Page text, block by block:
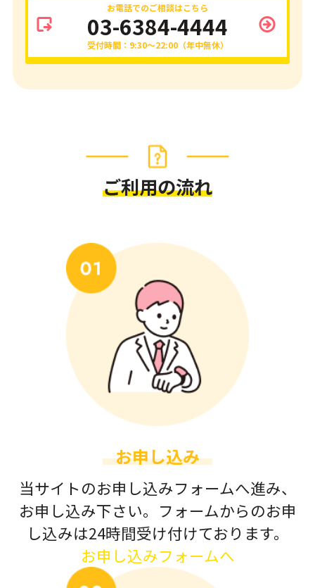
お電話でのご相談はこちら
03-6384-4444
受付時間：9:30～22:00（年中無休）
ご利用の流れ
お申し込み
当サイトのお申し込みフォームへ進み、
お申し込み下さい。フォームからのお申
し込みは24時間受け付けております。
お申し込みフォームへ